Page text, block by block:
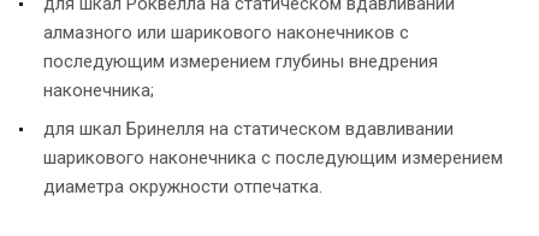
алмазного или шарикового наконечников с
последующим измерением глубины внедрения
наконечника;
для шкал Бринелля на статическом вдавливании
шарикового наконечника с последующим измерением
диаметра окружности отпечатка.